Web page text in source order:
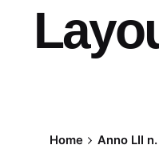
Home Anno LII